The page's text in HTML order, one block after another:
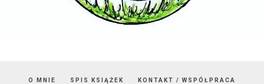
O MNIE SPIS KSIĄŻEK
KONTAKT / WSPÓŁPRACA